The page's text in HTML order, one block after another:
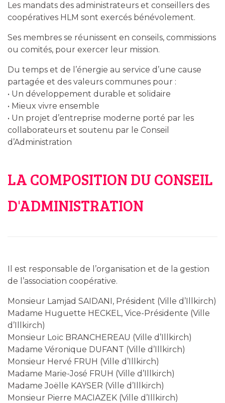
Les mandats des administrateurs et conseillers des
coopératives HLM sont exercés bénévolement.
Ses membres se réunissent en conseils, commissions
ou comités, pour exercer leur mission.
Du temps et de l’énergie au service d’une cause
partagée et des valeurs communes pour :
• Un développement durable et solidaire
• Mieux vivre ensemble
• Un projet d’entreprise moderne porté par les
collaborateurs et soutenu par le Conseil
d’Administration
LA COMPOSITION DU CONSEIL
D'ADMINISTRATION
Il est responsable de l’organisation et de la gestion
de l’association coopérative.
Monsieur Lamjad SAIDANI, Président (Ville d’Illkirch)
Madame Huguette HECKEL, Vice-Présidente (Ville
d’Illkirch)
Monsieur Loïc BRANCHEREAU (Ville d’Illkirch)
Madame Véronique DUFANT (Ville d’Illkirch)
Monsieur Hervé FRUH (Ville d’Illkirch)
Madame Marie-José FRUH (Ville d’Illkirch)
Madame Joëlle KAYSER (Ville d’Illkirch)
Monsieur Pierre MACIAZEK (Ville d’Illkirch)